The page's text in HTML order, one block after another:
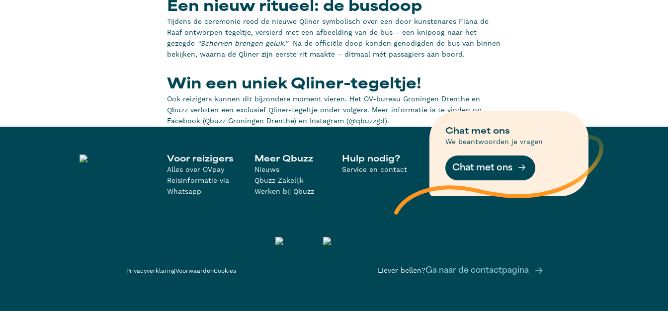
Een nieuw ritueel: de busdoop
Tijdens de ceremonie reed de nieuwe Qliner symbolisch over een door kunstenares Fiana de
Raaf ontworpen tegeltje, versierd met een afbeelding van de bus – een knipoog naar het
gezegde “Scherven brengen geluk.”Na de officiële doop konden genodigden de bus van binnen
bekijken, waarna de Qliner zijn eerste rit maakte – ditmaal mét passagiers aan boord.
Win een uniek Qliner-tegeltje!
Ook reizigers kunnen dit bijzondere moment vieren. Het OV-bureau Groningen Drenthe en
Qbuzz verloten een exclusief Qliner-tegeltje onder volgers. Meer informatie is te vinden op
Facebook (Qbuzz Groningen Drenthe) en Instagram (@qbuzzgd).
Voor reizigers
Alles over OVpay
Reisinformatie via
Whatsapp
Meer Qbuzz
Nieuws
Qbuzz Zakelijk
Werken bij Qbuzz
Hulp nodig?
Service en contact
Chat met ons
We beantwoorden je vragen
Chat met ons
Liever bellen?Ga naar de contactpagina
PrivacyverklaringVoorwaardenCookies